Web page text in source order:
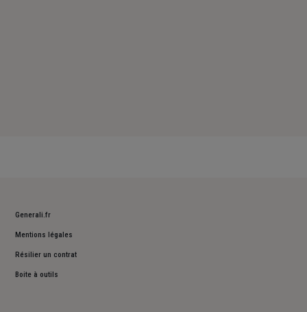
Generali.fr
Mentions légales
Résilier un contrat
Boite à outils